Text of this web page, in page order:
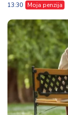
13:30 Moja penzija